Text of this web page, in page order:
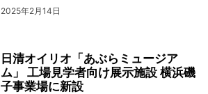
2025年2月14日
日清オイリオ「あぶらミュージア
ム」 工場見学者向け展示施設 横浜磯
子事業場に新設